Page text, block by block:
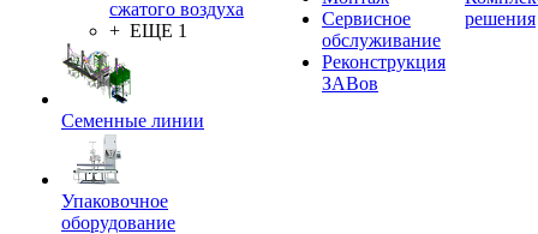
сжатого воздуха
+ ЕЩЕ 1
Семенные линии
Упаковочное
оборудование
Сервисное
обслуживание
Реконструкция
ЗАВов
решения